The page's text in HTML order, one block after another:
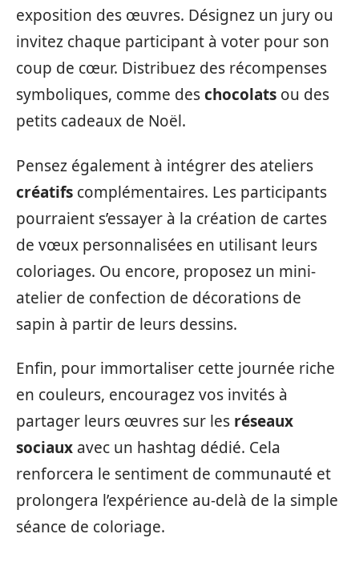
exposition des œuvres. Désignez un jury ou
invitez chaque participant à voter pour son
coup de cœur. Distribuez des récompenses
symboliques, comme deschocolats ou des
petits cadeaux de Noël.
Pensez également à intégrer des ateliers
créatifs complémentaires. Les participants
pourraient s’essayer à la création de cartes
de vœux personnalisées en utilisant leurs
coloriages. Ou encore, proposez un mini-
atelier de confection de décorations de
sapin à partir de leurs dessins.
Enfin, pour immortaliser cette journée riche
en couleurs, encouragez vos invités à
partager leurs œuvres sur les réseaux
sociaux avec un hashtag dédié. Cela
renforcera le sentiment de communauté et
prolongera l’expérience au-delà de la simple
séance de coloriage.